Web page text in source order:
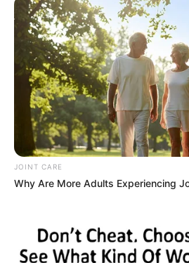
FOLLOW US ON:
JOINT CARE
Why Are More Adults Experiencing